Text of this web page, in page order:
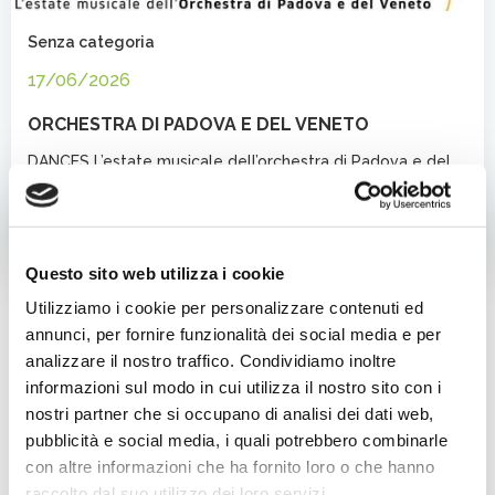
Questo sito web utilizza i cookie
Utilizziamo i cookie per personalizzare contenuti ed
annunci, per fornire funzionalità dei social media e per
analizzare il nostro traffico. Condividiamo inoltre
informazioni sul modo in cui utilizza il nostro sito con i
nostri partner che si occupano di analisi dei dati web,
pubblicità e social media, i quali potrebbero combinarle
con altre informazioni che ha fornito loro o che hanno
Senza categoria
17/06/2026
ORCHESTRA DI PADOVA E DEL VENETO
DANCES L’estate musicale dell’orchestra di Padova e del
Veneto. Giovedì 9 luglio 2026 alle ore […]
Categorie
Cinema
Evento
Fede